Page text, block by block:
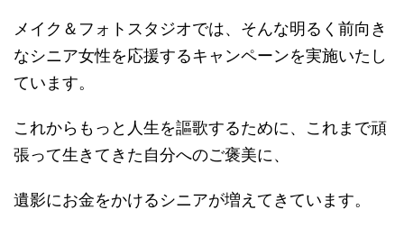
メイク＆フォトスタジオでは、そんな明るく前向き
なシニア女性を応援するキャンペーンを実施いたし
ています。
これからもっと人生を謳歌するために、これまで頑
張って生きてきた自分へのご褒美に、
遺影にお金をかけるシニアが増えてきています。